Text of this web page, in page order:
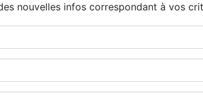
nouvelles infos correspondant à vos